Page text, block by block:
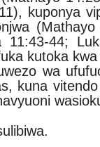
kuponya
11:43-44;
kutoka
wa
kuna